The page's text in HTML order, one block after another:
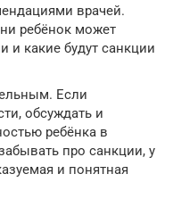
врачей.
ребёнок может
и какие будут санкции
Если
обсуждать и
ребёнка в
про санкции, у
и понятная